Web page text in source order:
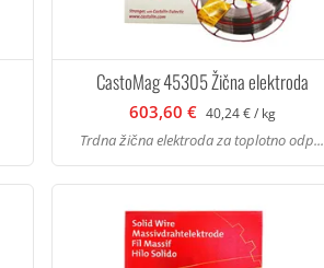
CastoMag 45305 Žična elektroda
603,60 € 40,24 € / kg
Trdna žična elektroda za toplotno odp...